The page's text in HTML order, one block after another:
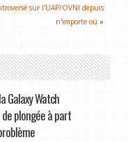
sur l'UAP/OVNI depuis
n'importe où »
Galaxy Watch
plongée à part